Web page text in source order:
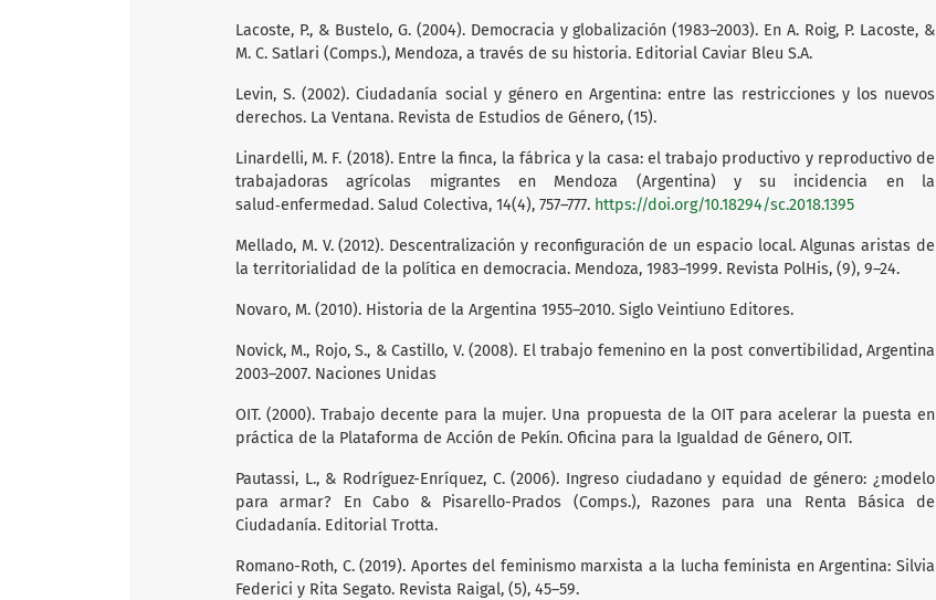
Lacoste, P., & Bustelo, G. (2004). Democracia y globalización (1983–2003). En A. Roig, P. Lacoste, &
M. C. Satlari (Comps.), Mendoza, a través de su historia. Editorial Caviar Bleu S.A.
Levin, S. (2002). Ciudadanía social y género en Argentina: entre las restricciones y los nuevos
derechos. La Ventana. Revista de Estudios de Género, (15).
Linardelli, M. F. (2018). Entre la finca, la fábrica y la casa: el trabajo productivo y reproductivo de
trabajadoras agrícolas migrantes en Mendoza (Argentina) y su incidencia en la
salud‑enfermedad. Salud Colectiva, 14(4), 757–777. https://doi.org/10.18294/sc.2018.1395
Mellado, M. V. (2012). Descentralización y reconfiguración de un espacio local. Algunas aristas de
la territorialidad de la política en democracia. Mendoza, 1983–1999. Revista PolHis, (9), 9–24.
Novaro, M. (2010). Historia de la Argentina 1955–2010. Siglo Veintiuno Editores.
Novick, M., Rojo, S., & Castillo, V. (2008). El trabajo femenino en la post convertibilidad, Argentina
2003–2007. Naciones Unidas
OIT. (2000). Trabajo decente para la mujer. Una propuesta de la OIT para acelerar la puesta en
práctica de la Plataforma de Acción de Pekín. Oficina para la Igualdad de Género, OIT.
Pautassi, L., & Rodríguez-Enríquez, C. (2006). Ingreso ciudadano y equidad de género: ¿modelo
para armar? En Cabo & Pisarello-Prados (Comps.), Razones para una Renta Básica de
Ciudadanía. Editorial Trotta.
Romano-Roth, C. (2019). Aportes del feminismo marxista a la lucha feminista en Argentina: Silvia
Federici y Rita Segato. Revista Raigal, (5), 45–59.